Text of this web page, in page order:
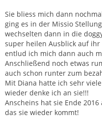
Sie bliess mich dann
ging es in der Missio
wechselten dann in die
super heilen Ausblick auf
entlud ich mich dann auch
Anschließend noch etwas
auch schon runter zum
Mit Diana hatte ich sehr
wieder denke ich an sie!!!
Anscheins hat sie Ende
das sie wieder kommt!